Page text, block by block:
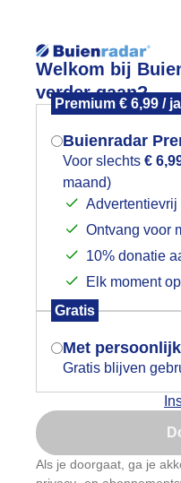
Welkom bij
verder gaan?
Premium € 6,99 /
Buienradar
Voor slechts €
maand)
Ontvang voor
10% donatie
Elk moment
Gratis
Met
Gratis blijven
Als je doorgaat, ga je
Foto en video
circa
Mogen we je
Indien je hier
gegeven,
je browser
Is goed,
Nu niet,